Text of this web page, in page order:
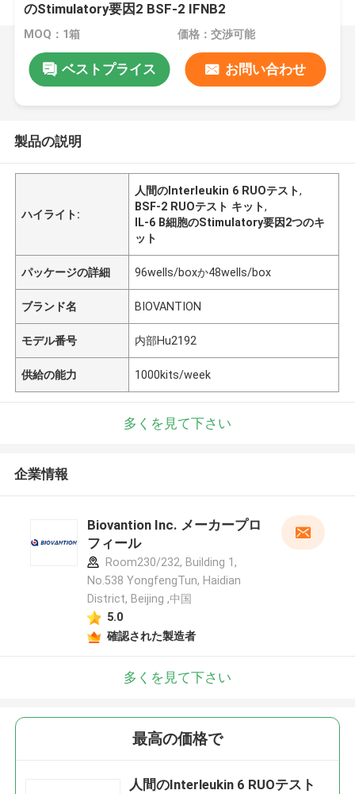
のStimulatory要因2 BSF-2 IFNB2
MOQ：1箱 価格：交渉可能
ベストプライス お問い合わせ
製品の説明
ハイライト:
人間のInterleukin 6 RUOテスト,
BSF-2 RUOテスト キット,
IL-6 B細胞のStimulatory要因2つのキ
ット
パッケージの詳細 96wells/boxか48wells/box
ブランド名 BIOVANTION
モデル番号 内部Hu2192
供給の能力 1000kits/week
多くを見て下さい
企業情報
Biovantion Inc. メーカープロ
フィール
Room230/232, Building 1,
No.538 YongfengTun, Haidian
District, Beijing ,中国
5.0
確認された製造者
多くを見て下さい
最高の価格で
人間のInterleukin 6 RUOテスト